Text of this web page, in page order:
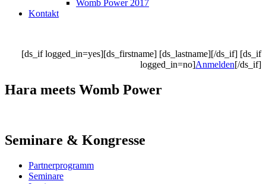
Womb Power 2017
Kontakt
[ds_if logged_in=yes][ds_firstname] [ds_lastname][/ds_if] [ds_if
logged_in=no]Anmelden[/ds_if]
Hara meets Womb Power
Seminare & Kongresse
Partnerprogramm
Seminare